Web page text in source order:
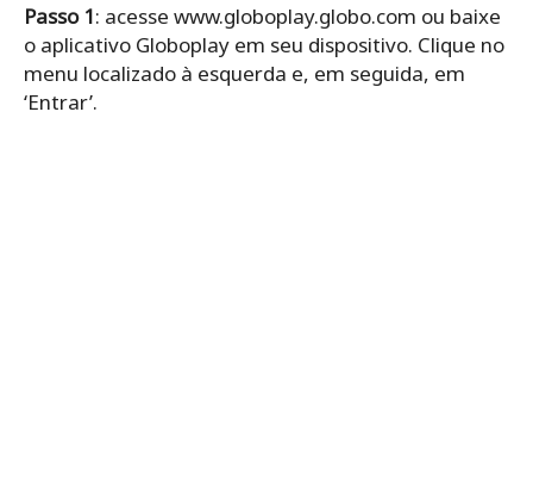
Passo 1: acesse www.globoplay.globo.com ou baixe
o aplicativo Globoplay em seu dispositivo. Clique no
menu localizado à esquerda e, em seguida, em
‘Entrar’.